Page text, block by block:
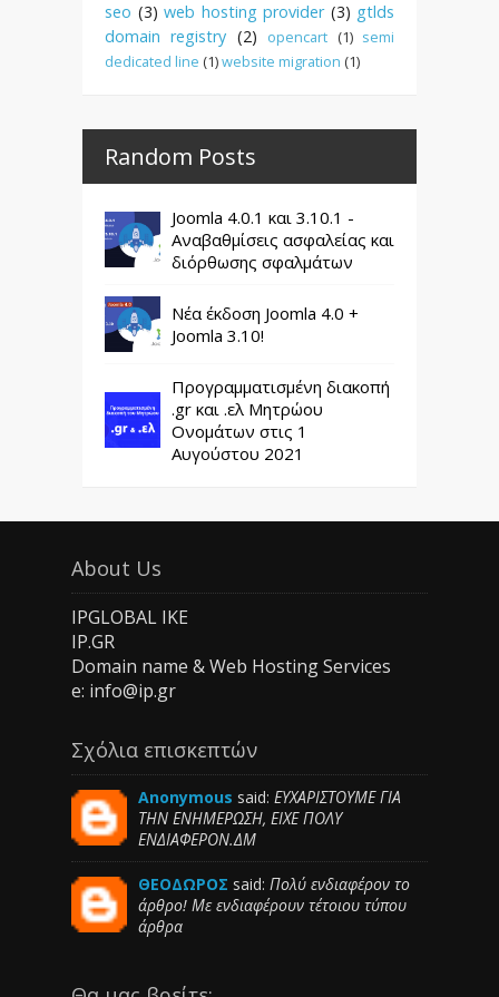
seo (3) web hosting provider (3) gtlds
domain registry (2) opencart (1) semi
dedicated line (1)website migration (1)
Random Posts
Joomla 4.0.1 και 3.10.1 -
Αναβαθμίσεις ασφαλείας και
διόρθωσης σφαλμάτων
Νέα έκδοση Joomla 4.0 +
Joomla 3.10!
Προγραμματισμένη διακοπή
.gr και .ελ Μητρώου
Ονομάτων στις 1
Αυγούστου 2021
About Us
IPGLOBAL IKE
IP.GR
Domain name & Web Hosting Services
e: info@ip.gr
Σχόλια επισκεπτών
Anonymous said: ΕΥΧΑΡΙΣΤΟΥΜΕ ΓΙΑ
ΤΗΝ ΕΝΗΜΕΡΩΣΗ, ΕΙΧΕ ΠΟΛΥ
ΕΝΔΙΑΦΕΡΟΝ.ΔΜ
ΘΕΟΔΩΡΟΣ said: Πολύ ενδιαφέρον το
άρθρο! Με ενδιαφέρουν τέτοιου τύπου
άρθρα